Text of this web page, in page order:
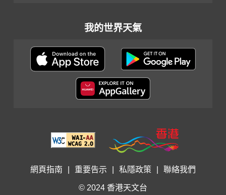
我的世界天氣
網頁指南 重要告示 私隱政策 聯絡我們
© 2024 香港天文台